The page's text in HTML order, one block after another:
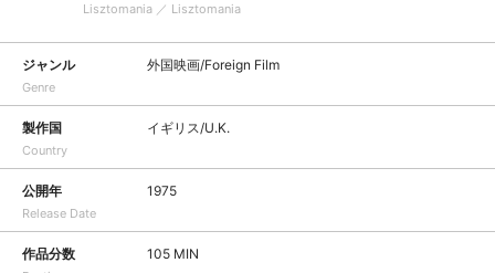
Lisztomania ／ Lisztomania
ジャンル
Genre
外国映画/Foreign Film
製作国
Country
イギリス/U.K.
公開年
Release Date
1975
作品分数 105 MIN